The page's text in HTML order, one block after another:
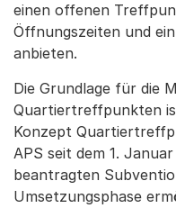
einen offenen
Öffnungszeiten und
anbieten.
Die Grundlage für die
Quartiertreffpunkten
Konzept
APS seit dem 1.
beantragten
Umsetzungsphase